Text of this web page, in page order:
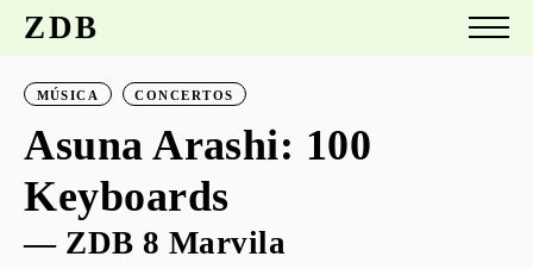
ZDB
MÚSICA CONCERTOS
Asuna Arashi: 100
Keyboards
— ZDB 8 Marvila